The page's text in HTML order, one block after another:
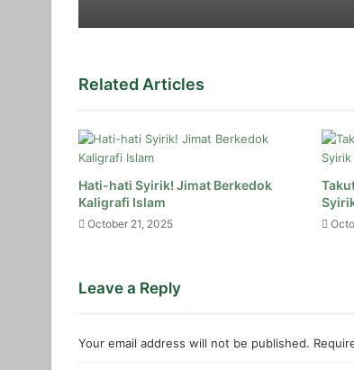
Biaya Hidup yang Tinggi,
Suami Tidak Memberi Nafkah,
Pentingnya Fondasi dan Peran
Related Articles
Hati-hati Syirik! Jimat Berkedok
Kaligrafi Islam
October 21, 2025
Leave a Reply
Your email address will not be published.